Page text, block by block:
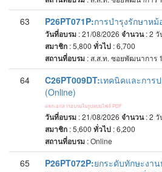
63 P26PT071P:การบำรุงรักษาห
วันที่อบรม : 21/08/2026 จำนวน: 2 วั
สมาชิก : 5,800 ทั่วไป : 6,700
สถานที่อบรม : ส.ส.ท. ซอยพัฒนาการ
64 C26PT009DT:เทคนิคและการ
(Online)
แจกเอกสารอบรมในรูปแบบไฟล์ PDF
วันที่อบรม : 21/08/2026 จำนวน: 2 วั
สมาชิก : 5,600 ทั่วไป : 6,200
สถานที่อบรม :Online
65 P26PT072P:ยกระดับทักษะงา